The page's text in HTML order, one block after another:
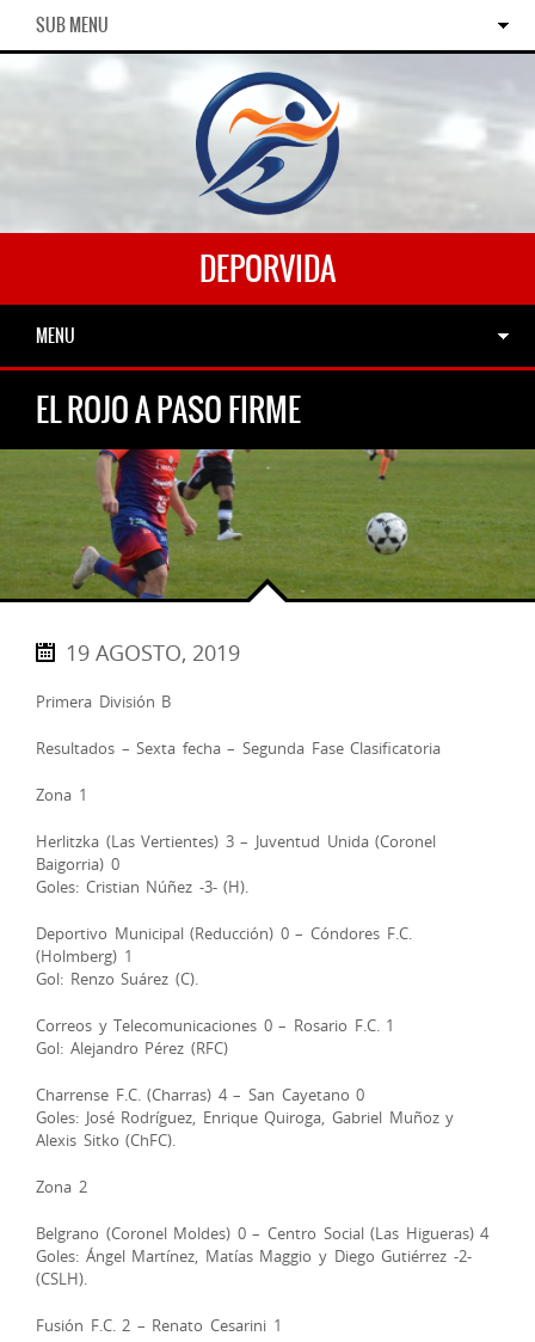
SUB MENU
DEPORVIDA
MENU
EL ROJO A PASO FIRME
19 AGOSTO, 2019
Primera División B
Resultados – Sexta fecha – Segunda Fase Clasificatoria
Zona 1
Herlitzka (Las Vertientes) 3 – Juventud Unida (Coronel
Baigorria) 0
Goles: Cristian Núñez -3- (H).
Deportivo Municipal (Reducción) 0 – Cóndores F.C.
(Holmberg) 1
Gol: Renzo Suárez (C).
Correos y Telecomunicaciones 0 – Rosario F.C. 1
Gol: Alejandro Pérez (RFC)
Charrense F.C. (Charras) 4 – San Cayetano 0
Goles: José Rodríguez, Enrique Quiroga, Gabriel Muñoz y
Alexis Sitko (ChFC).
Zona 2
Belgrano (Coronel Moldes) 0 – Centro Social (Las Higueras) 4
Goles: Ángel Martínez, Matías Maggio y Diego Gutiérrez -2-
(CSLH).
Fusión F.C. 2 – Renato Cesarini 1